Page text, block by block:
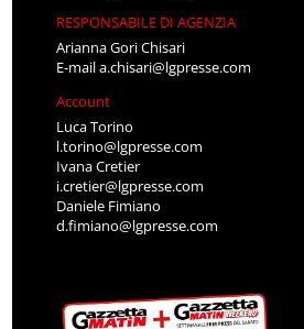
RESPONSABILE DI AGENZIA
Arianna Gori Chisari
E-maila.chisari@lgpresse.com
Account
Luca Torino
l.torino@lgpresse.com
Ivana Cretier
i.cretier@lgpresse.com
Daniele Fimiano
d.fimiano@lgpresse.com